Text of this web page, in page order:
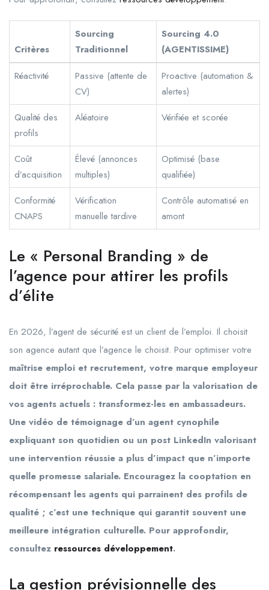
Critères
Sourcing
Traditionnel
Sourcing 4.0
(AGENTISSIME)
Réactivité
Passive (attente de
CV)
Proactive (automation &
alertes)
Qualité des
profils
Aléatoire Vérifiée et scorée
Coût
d’acquisition
Élevé (annonces
multiples)
Optimisé (base
qualifiée)
Conformité
CNAPS
Vérification
manuelle tardive
Contrôle automatisé en
amont
Le « Personal Branding » de
l’agence pour attirer les profils
d’élite
En 2026, l’agent de sécurité est un client de l’emploi. Il choisit
son agence autant que l’agence le choisit. Pour optimiser votre
maîtrise emploi et recrutement, votre marque employeur
doit être irréprochable. Cela passe par la valorisation de
vos agents actuels : transformez-les en ambassadeurs.
Une vidéo de témoignage d’un agent cynophile
expliquant son quotidien ou un post LinkedIn valorisant
une intervention réussie a plus d’impact que n’importe
quelle promesse salariale. Encouragez la cooptation en
récompensant les agents qui parrainent des profils de
qualité ; c’est une technique qui garantit souvent une
meilleure intégration culturelle. Pour approfondir,
consultez ressources développement.
La gestion prévisionnelle des